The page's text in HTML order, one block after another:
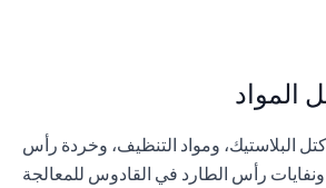
المواد
البلاستيك، ومواد التنظيف، وخردة رأس
ونفايات رأس الطارد في القادوس للمعالجة